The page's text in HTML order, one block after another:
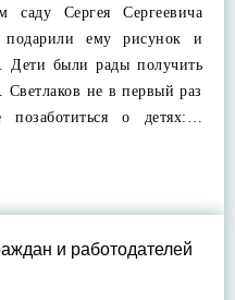
саду Сергея Сергеевича
подарили ему рисунок и
Дети были рады получить
не в первый раз
о детях:…
и работодателей